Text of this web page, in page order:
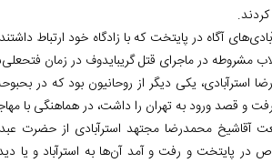
آگاه در پایتخت که با زادگاه خود ارتباط
مشروطه در ماجرای قتل گریبایدوف در زمان
استرآبادی، یکی دیگر از روحانیون بود که در
و قصد ورود به تهران را داشت، در هماهنگی با
آقاشیخ محمدرضا مجتهد استرآبادی از حضرت
در پایتخت و رفت و آمد آن‌ها به استرآباد و یا